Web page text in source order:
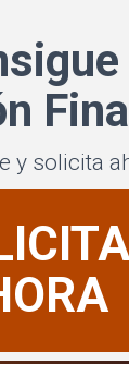
y solicita